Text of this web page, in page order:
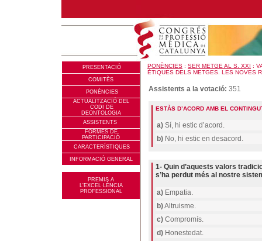
PRESENTACIÓ
COMITÈS
PONÈNCIES
ACTUALITZACIÓ DEL
CODI DE
DEONTOLOGIA
ASSISTENTS
FORMES DE
PARTICIPACIÓ
CARACTERÍSTIQUES
INFORMACIÓ GENERAL
PREMIS A
L'EXCEL·LÈNCIA
PROFESSIONAL
PONÈNCIES : SER METGE AL S. XXI :
ÈTIQUES DELS METGES. LES NOVES
Assistents a la votació: 351
ESTÀS D’ACORD AMB EL
a) Sí, hi estic d’acord.
b) No, hi estic en desacord.
1- Quin d’aquests valors
s’ha perdut més al nostre
a) Empatia.
b)Altruisme.
c) Compromís.
d) Honestedat.